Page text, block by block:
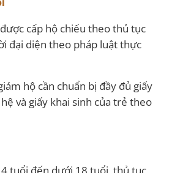
cấp hộ chiếu theo thủ tục
đại diện theo pháp luật thực
hộ cần chuẩn bị đầy đủ giấy
và giấy khai sinh của trẻ theo